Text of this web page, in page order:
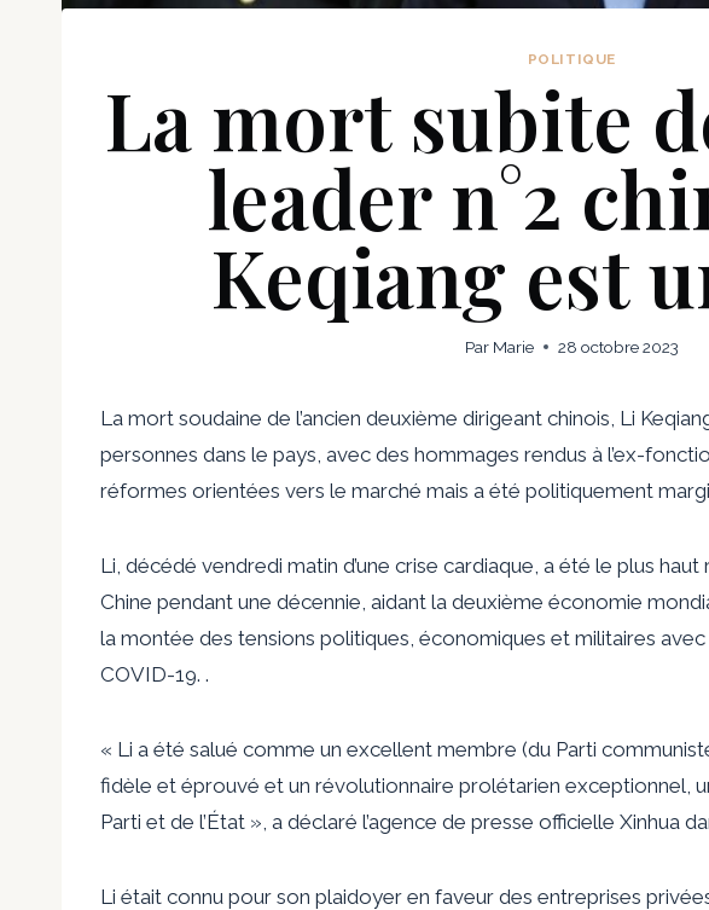
POLITIQUE
La mort subite
leader n°2
Keqiang est
Par Marie 28 octobre 2023
La mort soudaine de l’ancien deuxième dirigeant chinois, Li
personnes dans le pays, avec des hommages rendus à l’ex-
réformes orientées vers le marché mais a été politiquement
Li, décédé vendredi matin d’une crise cardiaque, a été le plus
Chine pendant une décennie, aidant la deuxième économie
la montée des tensions politiques, économiques et militaires
COVID-19. .
« Li a été salué comme un excellent membre (du Parti
fidèle et éprouvé et un révolutionnaire prolétarien exceptionnel,
Parti et de l’État », a déclaré l’agence de presse officielle Xinhua
Li était connu pour son plaidoyer en faveur des entreprises